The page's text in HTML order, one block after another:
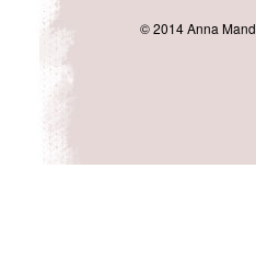
© 2014 Anna